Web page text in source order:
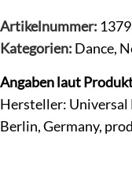
Artikelnummer:
Kategorien: Dance,
Angaben laut
Hersteller: Universal
Berlin, Germany,